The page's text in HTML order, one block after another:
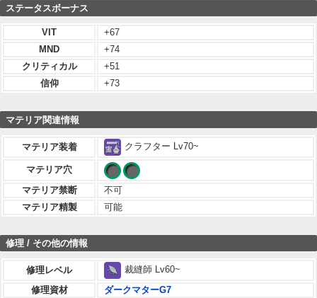
ステータスボーナス
VIT
+67
MND
+74
クリティカル
+51
信仰
+73
マテリア関連情報
マテリア装着 クラフター Lv70~
マテリア穴
マテリア禁断
不可
マテリア精製
可能
修理 / その他の情報
修理レベル
裁縫師 Lv60~
修理資材
ダークマターG7